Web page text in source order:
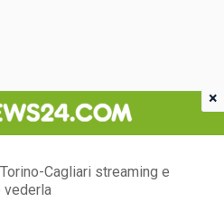
Torino-Cagliari streaming e
vederla
×